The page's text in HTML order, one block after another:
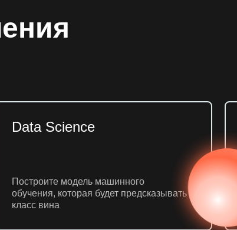
Data Science
Построите модель машинного
обучения, которая будет предсказывать
класс вина